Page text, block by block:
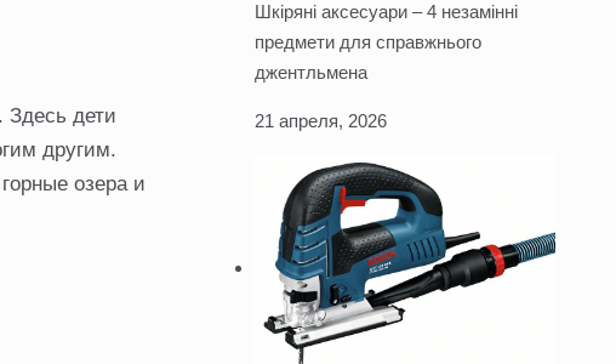
Здесь дети
другим.
озера и
Шкіряні аксесуари – 4 незамінні
предмети для справжнього
джентльмена
21 апреля, 2026